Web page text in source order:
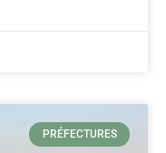
PRÉFECTURES